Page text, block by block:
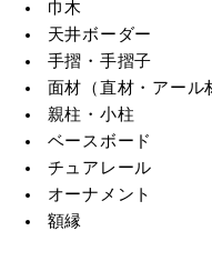
巾木
天井ボーダー
手摺・手摺子
面材（直材・アール
親柱・小柱
ベースボード
チュアレール
オーナメント
額縁